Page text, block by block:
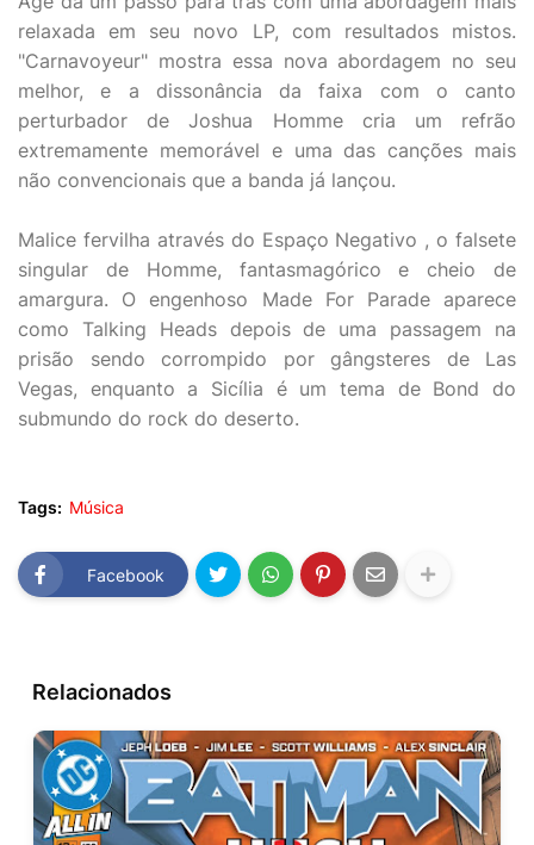
relaxada em seu novo LP, com resultados mistos.
"Carnavoyeur" mostra essa nova abordagem no seu
melhor, e a dissonância da faixa com o canto
perturbador de Joshua Homme cria um refrão
extremamente memorável e uma das canções mais
não convencionais que a banda já lançou.
Malice fervilha através do Espaço Negativo , o falsete
singular de Homme, fantasmagórico e cheio de
amargura. O engenhoso Made For Parade aparece
como Talking Heads depois de uma passagem na
prisão sendo corrompido por gângsteres de Las
Vegas, enquanto a Sicília é um tema de Bond do
submundo do rock do deserto.
Tags: Música
Facebook
Relacionados